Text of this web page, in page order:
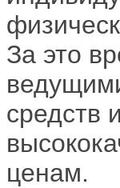
За это
средств
ценам.